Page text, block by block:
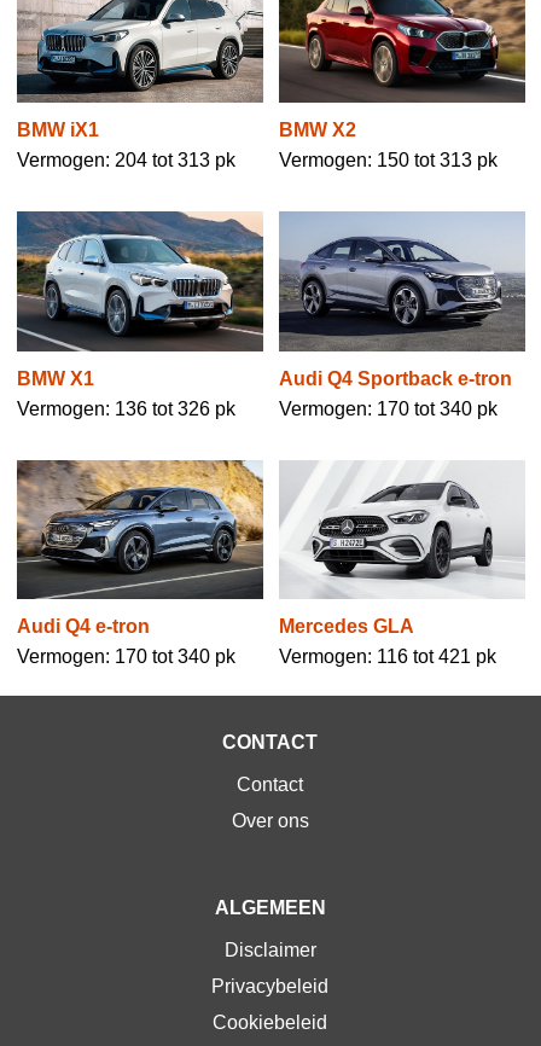
BMW iX1
Vermogen: 204 tot 313 pk
BMW X2
Vermogen: 150 tot 313 pk
BMW X1
Vermogen: 136 tot 326 pk
Audi Q4 Sportback e-tron
Vermogen: 170 tot 340 pk
Audi Q4 e-tron
Vermogen: 170 tot 340 pk
Mercedes GLA
Vermogen: 116 tot 421 pk
CONTACT
Contact
Over ons
ALGEMEEN
Disclaimer
Privacybeleid
Cookiebeleid